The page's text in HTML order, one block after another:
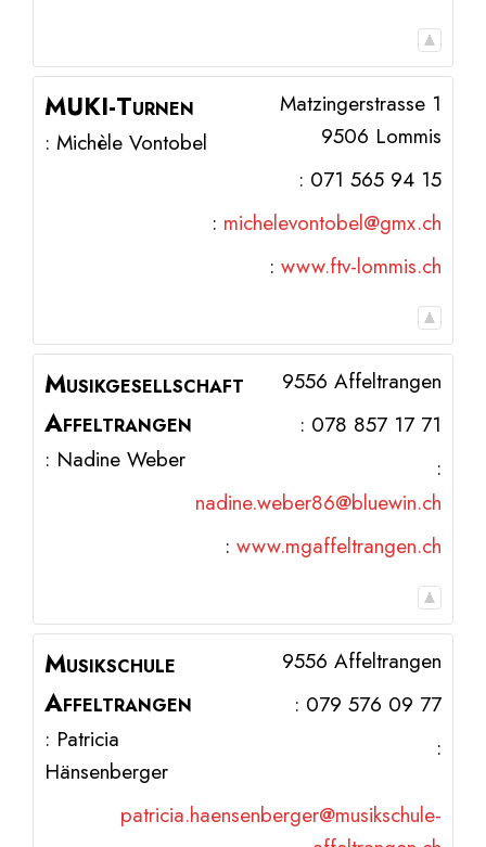
MUKI-Turnen
: Michèle Vontobel
Matzingerstrasse 1
9506 Lommis
: 071 565 94 15
: michelevontobel@gmx.ch
: www.ftv-lommis.ch
Musikgesellschaft
Affeltrangen
: Nadine Weber
9556 Affeltrangen
: 078 857 17 71
:
nadine.weber86@bluewin.ch
: www.mgaffeltrangen.ch
Musikschule
Affeltrangen
: Patricia
Hänsenberger
9556 Affeltrangen
: 079 576 09 77
:
patricia.haensenberger@musikschule-